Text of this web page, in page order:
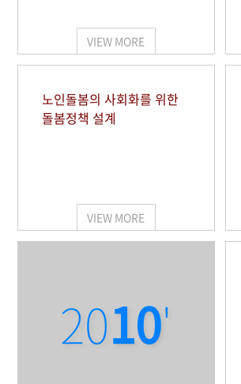
VIEW MORE
노인돌봄의 사회화를 위한
돌봄정책 설계
VIEW MORE
2010'